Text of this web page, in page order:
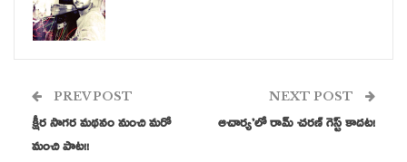
తుపాను వంటి విపత్తుల సమయంలో ఇంత త్వరగా గతంలో ఏ ప్రభుత్వం
ఈ స్థాయి వేగంగా ఎన్నడూ అంచనాలు వేసి నివేదిక ఇవ్వలేదు
PREV POST
క్షీర సాగర మథనం నుంచి మరో
మంచి పాట!!
NEXT POST
ఆచార్య’లో రామ్ చరణ్ గెస్ట్ కాదట!